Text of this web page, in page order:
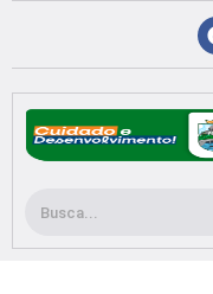
conteúdo
Pesquisar